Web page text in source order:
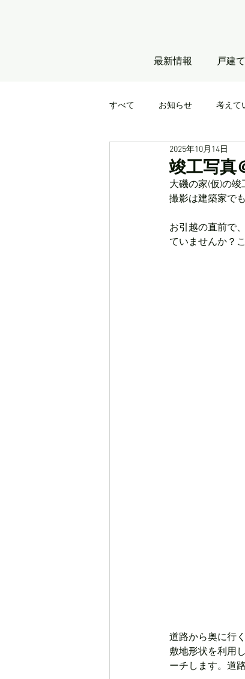
最新情報 戸建
すべて お知らせ 考えて
竣工写真
2025年10月14日
大磯の家(仮)の竣
撮影は建築家で
お引越の直前で
ていませんか？
道路から奥に行
敷地形状を利用
ーチします。道